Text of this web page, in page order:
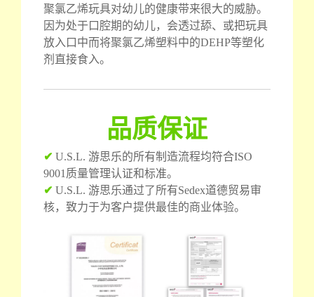
聚氯乙烯玩具对幼儿的健康带来很大的威胁。
因为处于口腔期的幼儿，会透过舔、或把玩具
放入口中而将聚氯乙烯塑料中的DEHP等塑化
剂直接食入。
品质保证
✔ U.S.L. 游思乐的所有制造流程均符合ISO
9001质量管理认证和标准。
✔ U.S.L. 游思乐通过了所有Sedex道德贸易审
核，致力于为客户提供最佳的商业体验。